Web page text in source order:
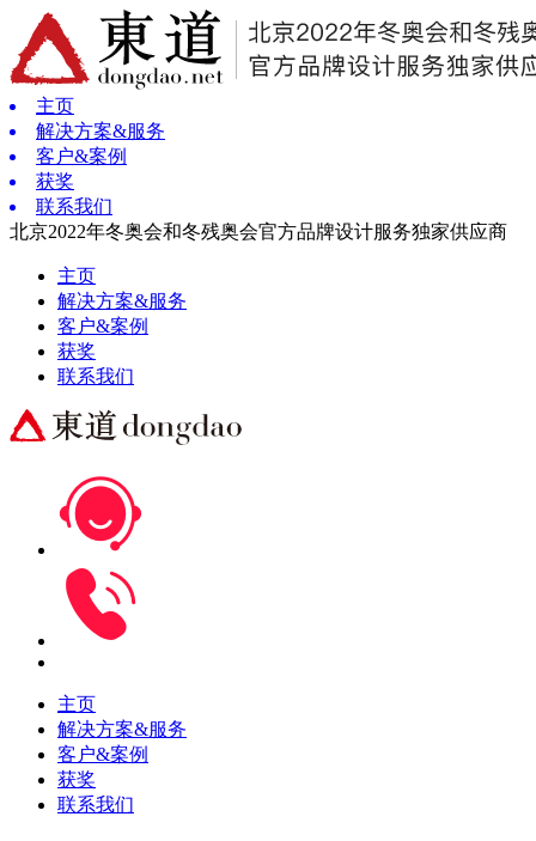
主页
解决方案&服务
客户&案例
获奖
联系我们
北京2022年冬奥会和冬残奥会官方品牌设计服务独家供应商
主页
解决方案&服务
客户&案例
获奖
联系我们
主页
解决方案&服务
客户&案例
获奖
联系我们